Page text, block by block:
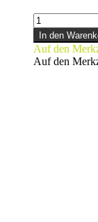
WHISKY
-
klein-
Menge
In den
Auf den
Auf den